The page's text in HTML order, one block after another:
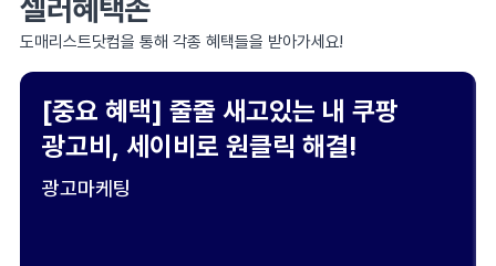
셀러혜택존
도매리스트닷컴을 통해 각종 혜택들을 받아가세요!
[중요 혜택] 줄줄 새고있는 내 쿠팡
광고비, 세이비로 원클릭 해결!
광고마케팅